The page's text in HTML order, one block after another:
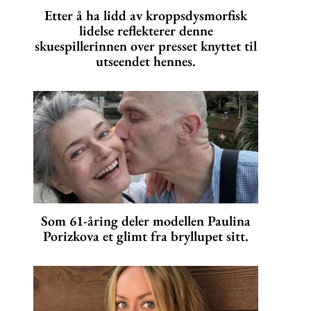
Etter å ha lidd av kroppsdysmorfisk
lidelse reflekterer denne
skuespillerinnen over presset knyttet til
utseendet hennes.
Som 61-åring deler modellen Paulina
Porizkova et glimt fra bryllupet sitt.